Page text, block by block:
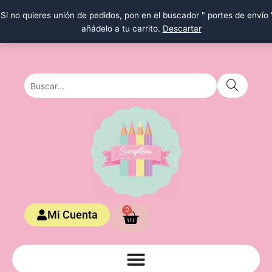
Si no quieres unión de pedidos, pon en el buscador " portes de envío
añádelo a tu carrito. Descartar
al
Mi Cuenta 0
Carrito